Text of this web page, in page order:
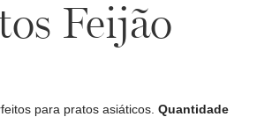
Feijão
para pratos asiáticos. Quantidade